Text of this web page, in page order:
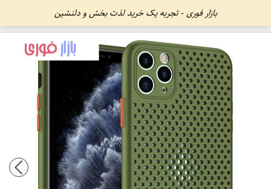
بازار فوری - تجربه یک خرید لذت بخش و دلنشین